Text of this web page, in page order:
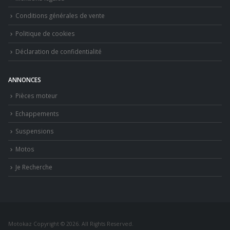
Conditions générales de vente
Politique de cookies
Déclaration de confidentialité
ANNONCES
Pièces moteur
Echappements
Suspensions
Motos
Je Recherche
Motokaz Copyright © 2026. All Rights Reserved.